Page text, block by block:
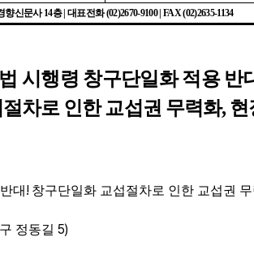
향신문사14층 대표전화(02)2670-9100 | FAX (02)2635-1134
시행령 창구단일화 적용 반
차로 인한 교섭권 무력화, 현
대 ! 창구단일화 교섭절차로 인한 교섭권
정동길5)